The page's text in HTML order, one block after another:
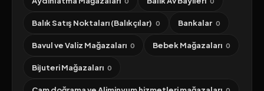
Balık Satış Noktaları (Balıkçılar) 0 Bankalar 0
Bavul ve Valiz Mağazaları 0 Bebek Mağazaları 0
Bijuteri Mağazaları 0